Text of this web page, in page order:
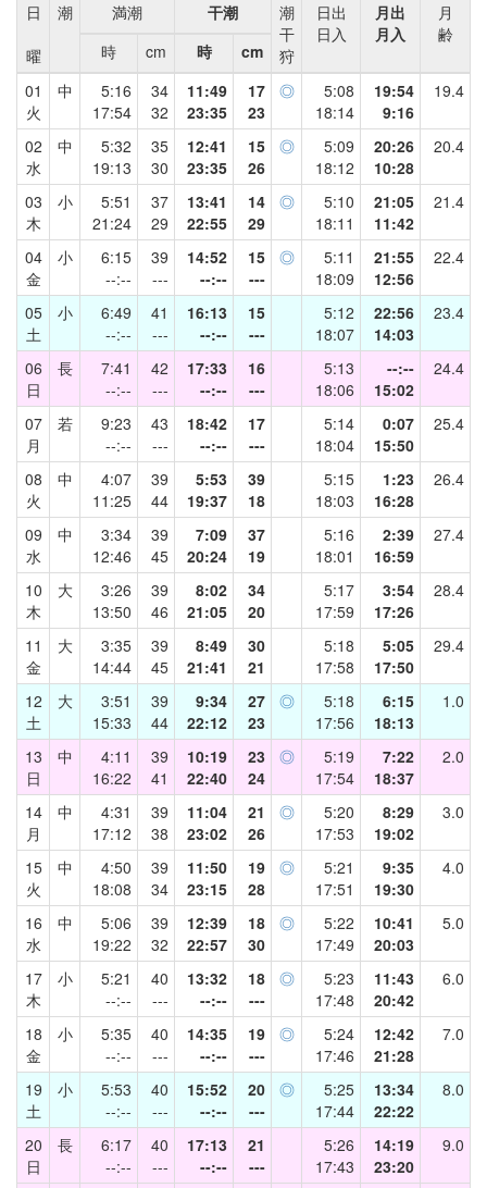
日
曜
潮 満潮 干潮
潮
干
狩
日出
日入
月出
月入
月
齢
時
cm 時
cm
01
火
中
5:16
17:54
34
32
11:49
23:35
17
23
◎
5:08
18:14
19:54
9:16
19.4
02
水
中
5:32
19:13
35
30
12:41
23:35
15
26
◎
5:09
18:12
20:26
10:28
20.4
03
木
小
5:51
21:24
37
29
13:41
22:55
14
29
◎
5:10
18:11
21:05
11:42
21.4
04
金
小
6:15
--:--
39
---
14:52
--:--
15
---
◎
5:11
18:09
21:55
12:56
22.4
05
土
小
6:49
--:--
41
---
16:13
--:--
15
---
5:12
18:07
22:56
14:03
23.4
06
日
長
7:41
--:--
42
---
17:33
--:--
16
---
5:13
18:06
--:--
15:02
24.4
07
月
若
9:23
--:--
43
---
18:42
--:--
17
---
5:14
18:04
0:07
15:50
25.4
08
火
中
4:07
11:25
39
44
5:53
19:37
39
18
5:15
18:03
1:23
16:28
26.4
09
水
中
3:34
12:46
39
45
7:09
20:24
37
19
5:16
18:01
2:39
16:59
27.4
10
木
大
3:26
13:50
39
46
8:02
21:05
34
20
5:17
17:59
3:54
17:26
28.4
11
金
大
3:35
14:44
39
45
8:49
21:41
30
21
5:18
17:58
5:05
17:50
29.4
12
土
大
3:51
15:33
39
44
9:34
22:12
27
23
◎
5:18
17:56
6:15
18:13
1.0
13
日
中
4:11
16:22
39
41
10:19
22:40
23
24
◎
5:19
17:54
7:22
18:37
2.0
14
月
中
4:31
17:12
39
38
11:04
23:02
21
26
◎
5:20
17:53
8:29
19:02
3.0
15
火
中
4:50
18:08
39
34
11:50
23:15
19
28
◎
5:21
17:51
9:35
19:30
4.0
16
水
中
5:06
19:22
39
32
12:39
22:57
18
30
◎
5:22
17:49
10:41
20:03
5.0
17
木
小
5:21
--:--
40
---
13:32
--:--
18
---
◎
5:23
17:48
11:43
20:42
6.0
18
金
小
5:35
--:--
40
---
14:35
--:--
19
---
◎
5:24
17:46
12:42
21:28
7.0
19
土
小
5:53
--:--
40
---
15:52
--:--
20
---
◎
5:25
17:44
13:34
22:22
8.0
20
日
長
6:17
--:--
40
---
17:13
--:--
21
---
5:26
17:43
14:19
23:20
9.0